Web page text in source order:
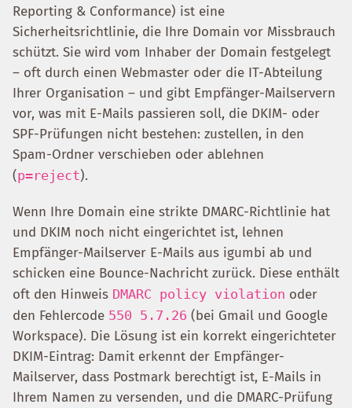
Reporting & Conformance) ist eine
Sicherheitsrichtlinie, die Ihre Domain vor Missbrauch
schützt. Sie wird vom Inhaber der Domain festgelegt
– oft durch einen Webmaster oder die IT-Abteilung
Ihrer Organisation – und gibt Empfänger-Mailservern
vor, was mit E-Mails passieren soll, die DKIM- oder
SPF-Prüfungen nicht bestehen: zustellen, in den
Spam-Ordner verschieben oder ablehnen
(p=reject).
Wenn Ihre Domain eine strikte DMARC-Richtlinie hat
und DKIM noch nicht eingerichtet ist, lehnen
Empfänger-Mailserver E-Mails aus igumbi ab und
schicken eine Bounce-Nachricht zurück. Diese enthält
oft den Hinweis DMARC policy violation oder
den Fehlercode 550 5.7.26 (bei Gmail und Google
Workspace). Die Lösung ist ein korrekt eingerichteter
DKIM-Eintrag: Damit erkennt der Empfänger-
Mailserver, dass Postmark berechtigt ist, E-Mails in
Ihrem Namen zu versenden, und die DMARC-Prüfung